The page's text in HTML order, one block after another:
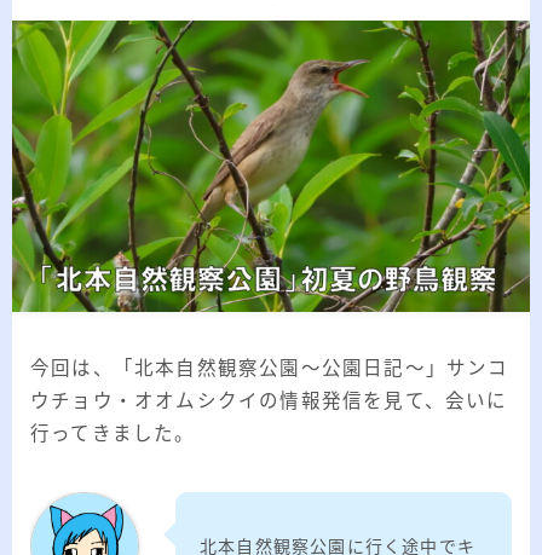
「浅羽ビオトープ」で野鳥観察 ～2026年
3月～
2026.03.30
「秋ヶ瀬公園」春の野鳥観察 ～2026年3
月～
2026.03.08
「見沼自然公園」で野鳥観察 ～2026年3
月～
2026.03.02
2026年～
2026年の「川島町の白鳥」初撮り
カテゴリー
今回は、「北本自然観察公園～公園日記～」サンコ
ウチョウ・オオムシクイの情報発信を見て、会いに
行ってきました。
北本自然観察公園に行く途中でキ